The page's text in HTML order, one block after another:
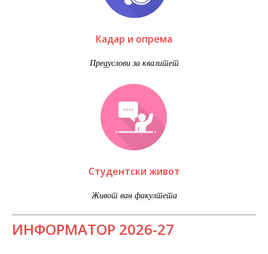
Кадар и опрема
Предуслови за квалитет
Студентски живот
Живот ван факултета
ИНФОРМАТОР 2026-27